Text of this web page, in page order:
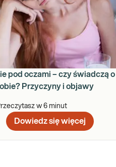
pod oczami – czy świadczą o
Przyczyny i objawy
w 6 minut
Dowiedz się więcej